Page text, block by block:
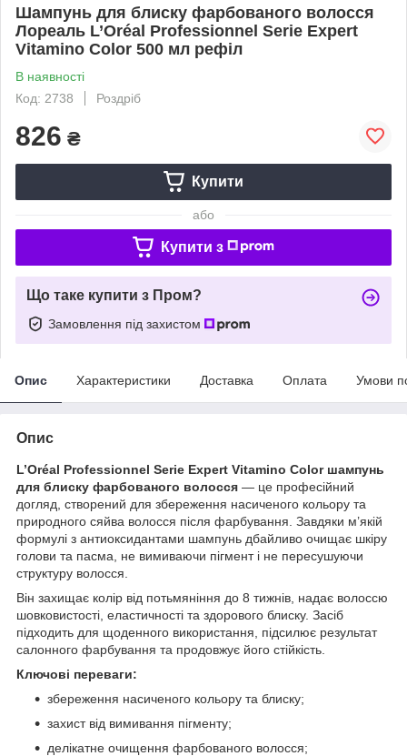
Шампунь для блиску фарбованого волосся
Лореаль L’Oréal Professionnel Serie Expert
Vitamino Color 500 мл рефіл
В наявності
Код: 2738
Роздріб
826 ₴
Купити
або
Купити з
Що таке купити з Пром?
Замовлення під захистом
Опис Характеристики Доставка Оплата Умови
Опис
L’Oréal Professionnel Serie Expert Vitamino Color шампунь
для блиску фарбованого волосся — це професійний
догляд, створений для збереження насиченого кольору та
природного сяйва волосся після фарбування. Завдяки м’якій
формулі з антиоксидантами шампунь дбайливо очищає шкіру
голови та пасма, не вимиваючи пігмент і не пересушуючи
структуру волосся.
Він захищає колір від потьмяніння до 8 тижнів, надає волоссю
шовковистості, еластичності та здорового блиску. Засіб
підходить для щоденного використання, підсилює результат
салонного фарбування та продовжує його стійкість.
Ключові переваги:
збереження насиченого кольору та блиску;
захист від вимивання пігменту;
делікатне очищення фарбованого волосся;